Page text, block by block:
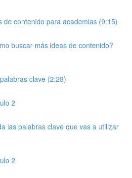
de contenido para academias (9:15)
buscar más ideas de contenido?
clave (2:28)
2
las palabras clave que vas a utilizar
2